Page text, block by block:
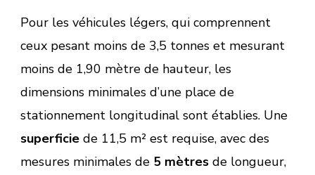
Pour les véhicules légers, qui comprennent
ceux pesant moins de 3,5 tonnes et mesurant
moins de 1,90 mètre de hauteur, les
dimensions minimales d’une place de
stationnement longitudinal sont établies. Une
superficie de 11,5 m² est requise, avec des
mesures minimales de 5 mètres de longueur,